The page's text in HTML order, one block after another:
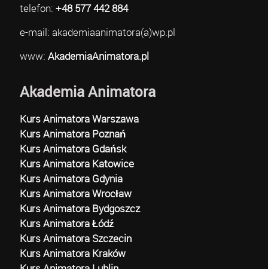
telefon: +48 577 442 884
e-mail: akademiaanimatora(a)wp.pl
www: AkademiaAnimatora.pl
Akademia Animatora
Kurs Animatora Warszawa
Kurs Animatora Poznań
Kurs Animatora Gdańsk
Kurs Animatora Katowice
Kurs Animatora Gdynia
Kurs Animatora Wrocław
Kurs Animatora Bydgoszcz
Kurs Animatora Łódź
Kurs Animatora Szczecin
Kurs Animatora Kraków